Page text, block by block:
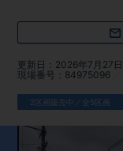
更新日 2026年7月27日
現場番号
84975096
2区画販売中／全5区画